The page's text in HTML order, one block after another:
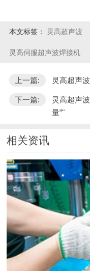
本文标签： 灵高超声波
灵高伺服超声波焊接机
上一篇: 灵高超声
下一篇:
灵高超声
量”"
相关资讯